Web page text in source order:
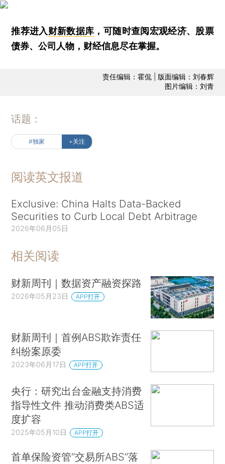
推荐进入财新数据库 ，可随时查阅宏观经济、股票
债券、公司人物，财经信息尽在掌握。
责任编辑：霍侃 | 版面编辑：刘春辉
图片编辑：刘青
话题：
#独家 +关注
阅读英文报道
Exclusive: China Halts Data-Backed
Securities to Curb Local Debt Arbitrage
2026年06月05日
相关阅读
财新周刊｜数据资产融资探路
2026年05月23日 APP打开
财新周刊｜首例ABS欺诈责任
纠纷案原委
2023年06月17日 APP打开
央行：研究出台金融支持消费
指导性文件 推动消费类ABS适
度扩容
2025年05月10日 APP打开
首单保险资管“交易所ABS”落